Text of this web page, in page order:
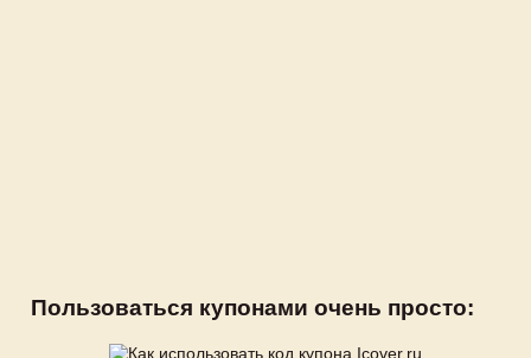
Пользоваться купонами очень просто: